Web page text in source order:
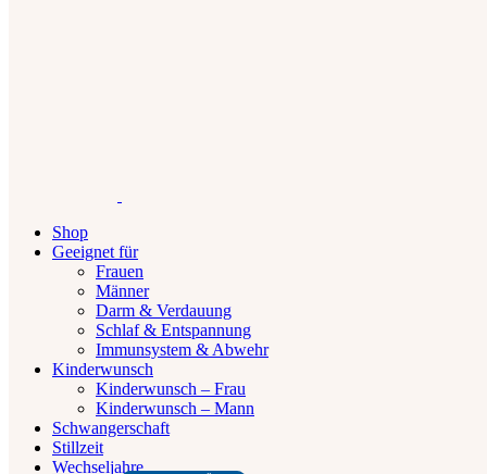
Shop
Geeignet für
Frauen
Männer
Darm & Verdauung
Schlaf & Entspannung
Immunsystem & Abwehr
Kinderwunsch
Kinderwunsch – Frau
Kinderwunsch – Mann
Schwangerschaft
Stillzeit
Wechseljahre